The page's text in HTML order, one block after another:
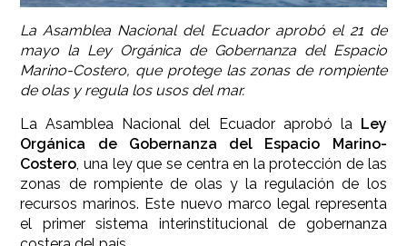
La Asamblea Nacional del Ecuador aprobó el 21 de
mayo la Ley Orgánica de Gobernanza del Espacio
Marino-Costero, que protege las zonas de rompiente
de olas y regula los usos del mar.
La Asamblea Nacional del Ecuador aprobó la Ley
Orgánica de Gobernanza del Espacio Marino-
Costero, una ley que se centra en la protección de las
zonas de rompiente de olas y la regulación de los
recursos marinos. Este nuevo marco legal representa
el primer sistema interinstitucional de gobernanza